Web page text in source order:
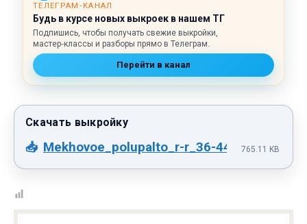
ТЕЛЕГРАМ‑КАНАЛ
Будь в курсе новых выкроек в нашем ТГ
Подпишись, чтобы получать свежие выкройки,
мастер‑классы и разборы прямо в Телеграм.
Перейти в канал
Mekhovoe_polupalto_r-r_36-44_evro.pdf
765.11 KB